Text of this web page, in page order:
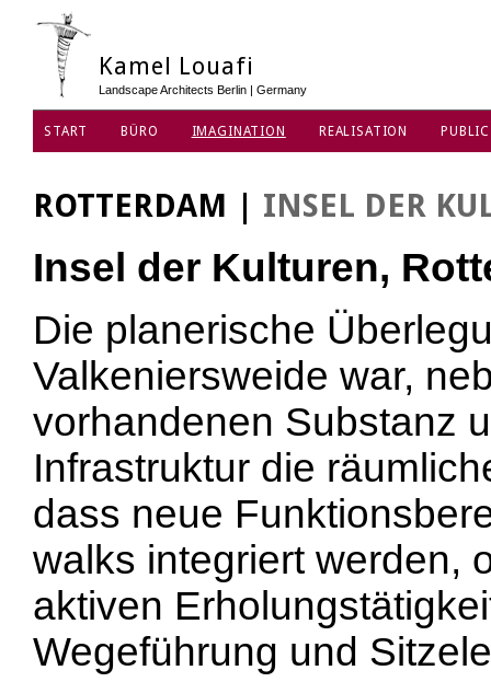
Kamel Louafi
Landscape Architects Berlin | Germany
START BÜRO IMAGINATION REALISATION
ROTTERDAM INSEL DER
Insel der Kulturen,
Die planerische
Valkeniersweide war,
vorhandenen Substanz
Infrastruktur die
dass neue
walks integriert werden,
aktiven
Wegeführung und